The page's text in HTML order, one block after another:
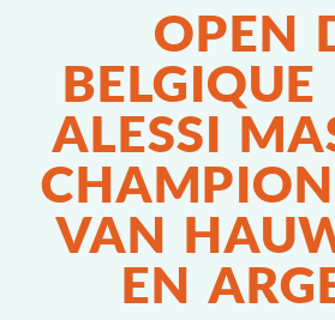
OPEN
ALESSI
VAN
EN